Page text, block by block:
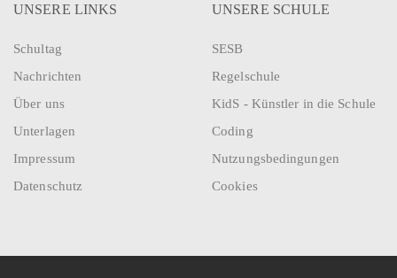
UNSERE LINKS
Schultag
Nachrichten
Über uns
Unterlagen
Impressum
Datenschutz
UNSERE SCHULE
SESB
Regelschule
KidS - Künstler in die Schule
Coding
Nutzungsbedingungen
Cookies